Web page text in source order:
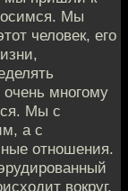
Мы
человек, его
многому
Мы с
а с
отношения.
вокруг.